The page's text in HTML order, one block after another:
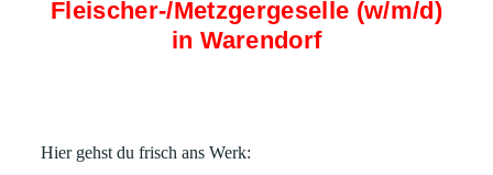
Fleischer-/Metzgergeselle (w/m/d)
in Warendorf
Hier gehst du frisch ans Werk: